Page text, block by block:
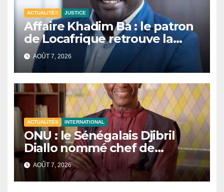
ACTUALITÉS JUSTICE
Affaire Khadim Ba : le patron
de Locafrique retrouve la
liberté.
AOÛT 7, 2026
ACTUALITÉS INTERNATIONAL
ONU : le Sénégalais Djibril
Diallo nommé chef de
cabinet du président de la
81e Assemblée générale.
AOÛT 7, 2026